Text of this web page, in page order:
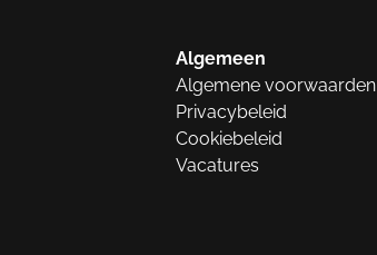
Algemeen
Algemene voorwaarden
Privacybeleid
Cookiebeleid
Vacatures